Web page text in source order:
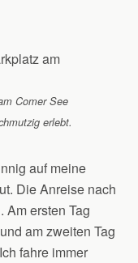
Comer See
erlebt.
auf meine
Die Anreise nach
Am ersten Tag
am zweiten Tag
fahre immer